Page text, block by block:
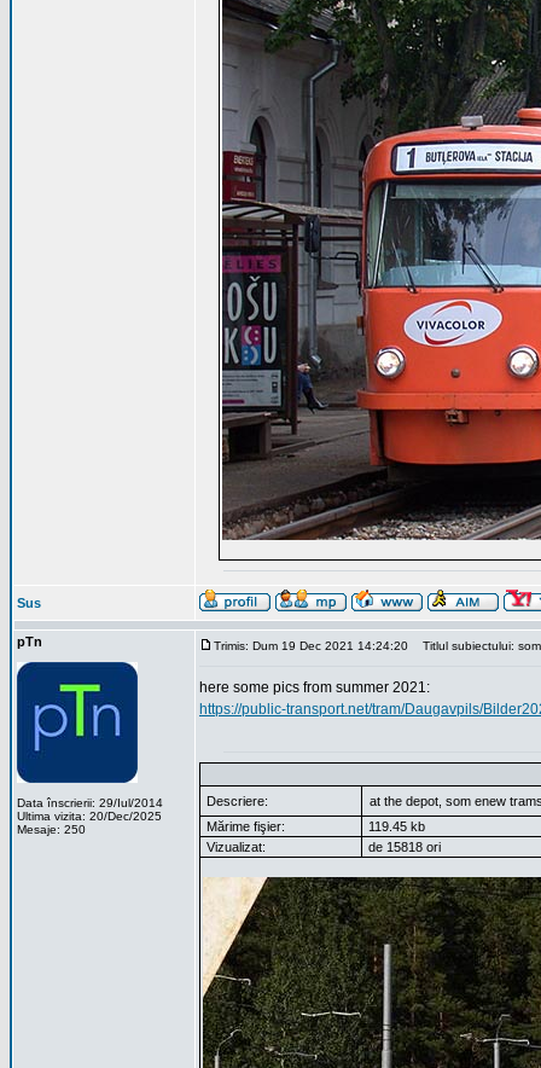
Sus
pTn
Data înscrierii: 29/Iul/2014
Ultima vizita: 20/Dec/2025
Mesaje: 250
Trimis: Dum 19 Dec 2021 14:24:20 Titlul subiectului:
here some pics from summer 2021:
https://public-transport.net/tram/Daugavpils/
Descriere:
at the depot, som enew
Mărime fişier:
119.45 kb
Vizualizat:
de 15818 ori